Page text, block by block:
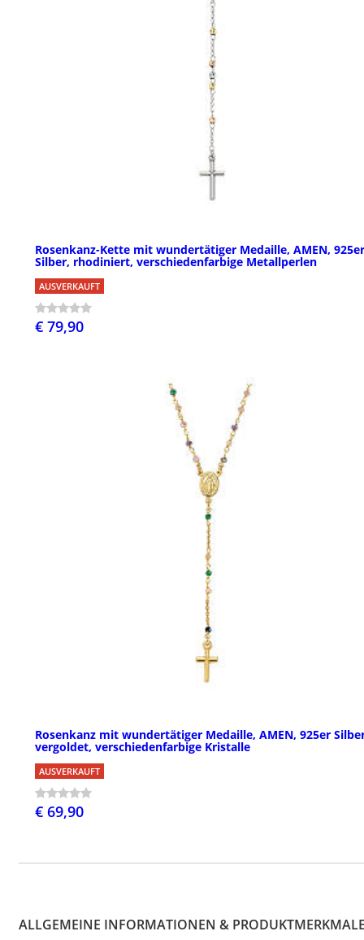
Rosenkanz-Kette mit wundertätiger Medaille, AMEN, 925er
Silber, rhodiniert, verschiedenfarbige Metallperlen
AUSVERKAUFT
€ 79,90
Rosenkanz mit wundertätiger Medaille, AMEN, 925er
vergoldet, verschiedenfarbige Kristalle
AUSVERKAUFT
€ 69,90
ALLGEMEINE INFORMATIONEN &